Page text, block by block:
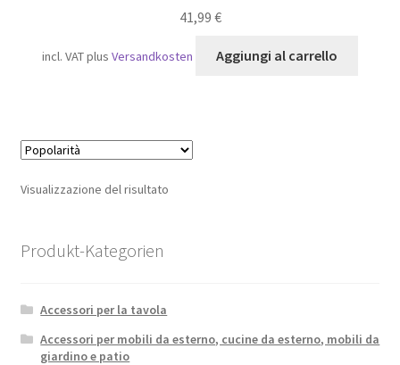
41,99 €
incl. VATplusVersandkosten Aggiungi al carrello
Visualizzazione del risultato
Produkt-Kategorien
Accessori per la tavola
Accessori per mobili da esterno, cucine da esterno, mobili da
giardino e patio